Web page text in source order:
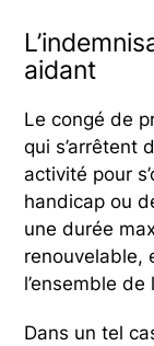
aidant
Le congé de
qui s’arrêtent
activité pour
handicap ou
une durée
renouvelable,
l’ensemble
Dans un tel